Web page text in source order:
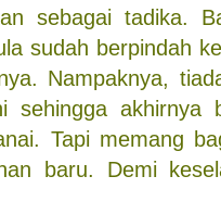
sebagai tadika.
sudah berpindah
Nampaknya,
sehingga akhirnya
Tapi memang
baru. Demi